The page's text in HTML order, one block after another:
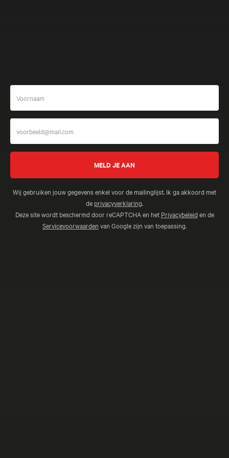
Wij gebruiken jouw gegevens enkel voor de mailinglijst. Ik ga akkoord met
de privacyverklaring.
Deze site wordt beschermd door reCAPTCHA en het Privacybeleid en de
Servicevoorwaarden van Google zijn van toepassing.